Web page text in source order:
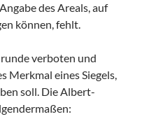
des Areals, auf
können, fehlt.
verboten und
Merkmal eines Siegels,
soll. Die Albert-